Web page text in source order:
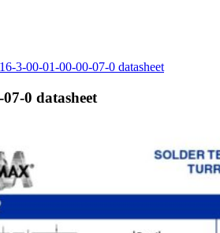
3-00-01-00-00-07-0 datasheet
0 datasheet